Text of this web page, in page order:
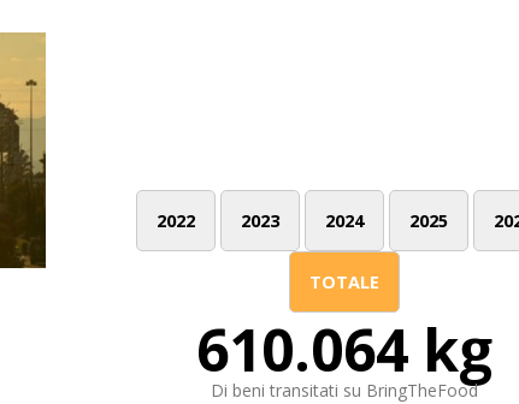
2022 2023 2024 2025
TOTALE
610.064 kg
Di beni transitati su BringTheFood